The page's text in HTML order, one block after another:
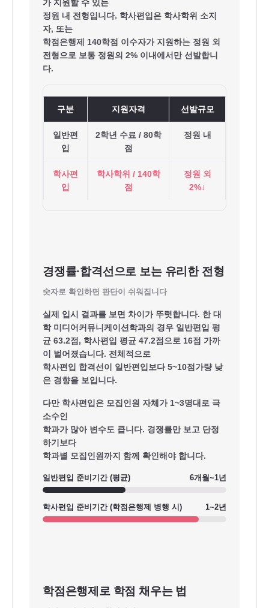
가 지원할 수 있는
정원 내 전형입니다. 학사편입은 학사학위 소지
자, 또는
학점은행제 140학점 이수자가 지원하는 정원 외
전형으로 보통 정원의 2% 이내에서만 선발합니
다.
구분 지원자격 선발규모
일반편
입
2학년 수료 / 80학
점
정원 내
학사편
입
학사학위 / 140학
점
정원 외
2%↓
경쟁률·합격선으로 보는 유리한 전형
숫자로 확인하면 판단이 쉬워집니다
실제 입시 결과를 보면 차이가 뚜렷합니다. 한 대
학 미디어커뮤니케이션학과의 경우 일반편입 평
균 63.2점, 학사편입 평균 47.2점 으로 16점 가까
이 벌어졌습니다. 전체적으로
학사편입 합격선이 일반편입보다 5~10점가량 낮
은 경향을 보입니다.
다만 학사편입은 모집인원 자체가 1~3명대로 극
소수인
학과가 많아 변수도 큽니다. 경쟁률만 보고 단정
하기보다
학과별 모집인원까지 함께 확인해야 합니다.
일반편입 준비기간 (평균) 6개월~1년
학사편입 준비기간 (학점은행제 병행 시) 1~2년
학점은행제로 학점 채우는 법